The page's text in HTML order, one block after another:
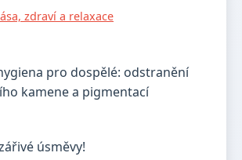
zdraví a relaxace
úsměvy!